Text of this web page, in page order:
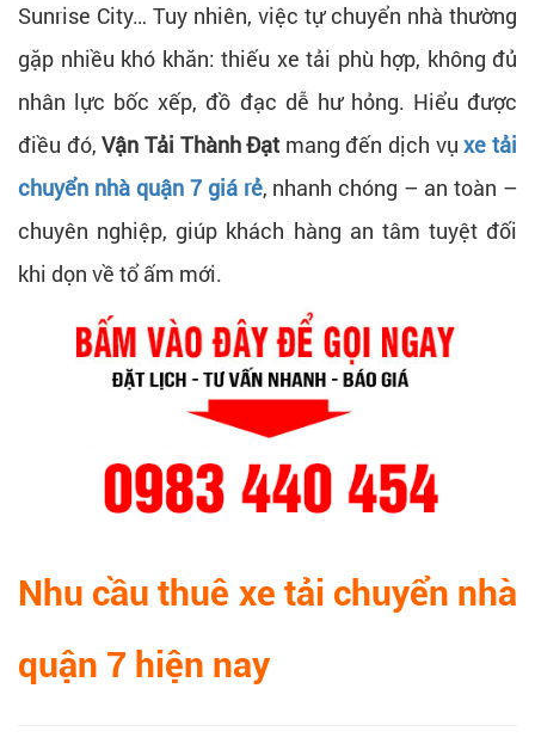
Sunrise City… Tuy nhiên, việc tự chuyển nhà thường
gặp nhiều khó khăn: thiếu xe tải phù hợp, không đủ
nhân lực bốc xếp, đồ đạc dễ hư hỏng. Hiểu được
điều đó,Vận Tải Thành Đạt mang đến dịch vụxe tải
chuyển nhà quận 7 giá rẻ, nhanh chóng – an toàn –
chuyên nghiệp, giúp khách hàng an tâm tuyệt đối
khi dọn về tổ ấm mới.
Nhu cầu thuê xe tải chuyển nhà
quận 7 hiện nay